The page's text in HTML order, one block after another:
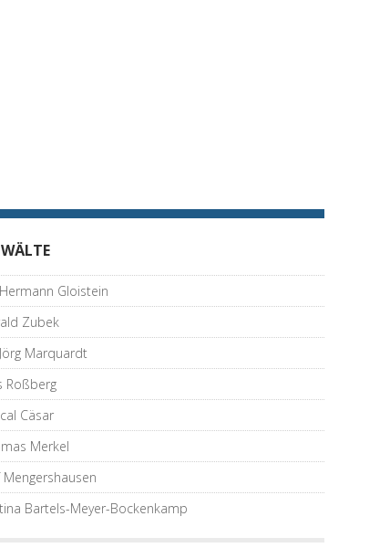
Gloistein
Zubek
Marquardt
Roßberg
Cäsar
Merkel
Mengershausen
Bartels-Meyer-Bockenkamp